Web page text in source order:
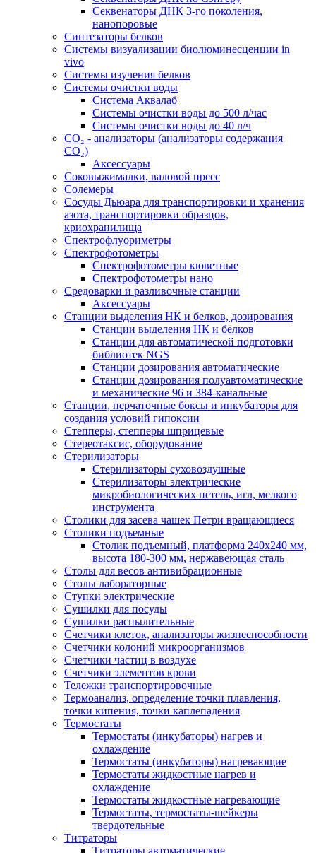
Секвенаторы ДНК 3-го поколения,
нанопоровые
Синтезаторы белков
Системы визуализации биолюминесценции in
vivo
Системы изучения белков
Системы очистки воды
Система Аквалаб
Системы очистки воды до 500 л/час
Системы очистки воды до 40 л/ч
СО₂ - анализаторы (анализаторы содержания
СО₂)
Аксессуары
Соковыжималки, валовой пресс
Солемеры
Сосуды Дьюара для транспортировки и хранения
азота, транспортировки образцов,
криохранилища
Спектрофлуориметры
Спектрофотометры
Спектрофотометры кюветные
Спектрофотометры нано
Средоварки и разливочные станции
Аксессуары
Станции выделения НК и белков, дозирования
Станции выделения НК и белков
Станции для автоматической подготовки
библиотек NGS
Станции дозирования автоматические
Станции дозирования полуавтоматические
и механические 96 и 384-канальные
Станции, перчаточные боксы и инкубаторы для
создания условий гипоксии
Степперы, степперы шприцевые
Стереотаксис, оборудование
Стерилизаторы
Стерилизаторы суховоздушные
Стерилизаторы электрические
микробиологических петель, игл, мелкого
инструмента
Столики для засева чашек Петри вращающиеся
Столики подъемные
Столик подъемный, платформа 240х240 мм,
высота 180-300 мм, нержавеющая сталь
Столы для весов антивибрационные
Столы лабораторные
Ступки электрические
Сушилки для посуды
Сушилки распылительные
Счетчики клеток, анализаторы жизнеспособности
Счетчики колоний микроорганизмов
Счетчики частиц в воздухе
Счетчики элементов крови
Тележки транспортировочные
Термоанализ, определение точки плавления,
точки кипения, точки каплепадения
Термостаты
Термостаты (инкубаторы) нагрев и
охлаждение
Термостаты (инкубаторы) нагревающие
Термостаты жидкостные нагрев и
охлаждение
Термостаты жидкостные нагревающие
Термостаты, термостаты-шейкеры
твердотельные
Титраторы
Титраторы автоматические